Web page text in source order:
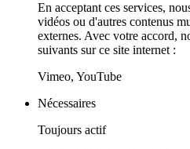
En acceptant ces services,
vidéos ou d'autres contenus
externes. Avec votre accord,
suivants sur ce site internet :
Vimeo, YouTube
Nécessaires
Toujours actif